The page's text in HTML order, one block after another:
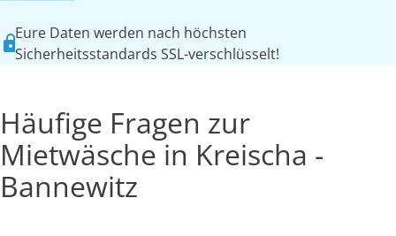
Eure Daten werden nach höchsten
Sicherheitsstandards SSL-verschlüsselt!
Häufige Fragen zur
Mietwäsche in Kreischa -
Bannewitz